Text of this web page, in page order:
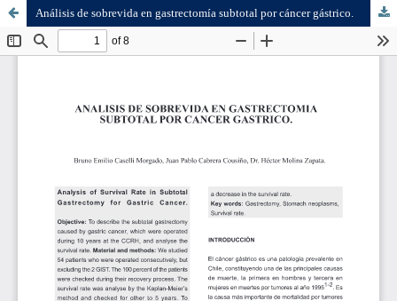
Análisis de sobrevida en gastrectomía subtotal por cáncer gástrico.